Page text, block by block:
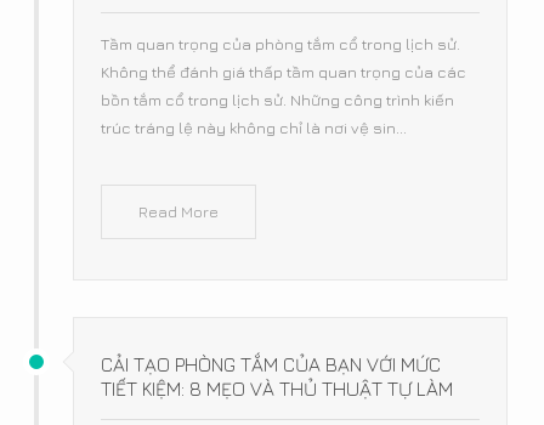
Tầm quan trọng của phòng tắm cổ trong lịch sử.
Không thể đánh giá thấp tầm quan trọng của các
bồn tắm cổ trong lịch sử. Những công trình kiến
trúc tráng lệ này không chỉ là nơi vệ sin...
Read More
CẢI TẠO PHÒNG TẮM CỦA BẠN VỚI MỨC
TIẾT KIỆM: 8 MẸO VÀ THỦ THUẬT TỰ LÀM